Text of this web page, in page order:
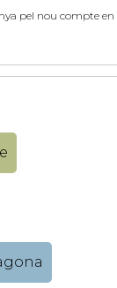
pel nou compte en